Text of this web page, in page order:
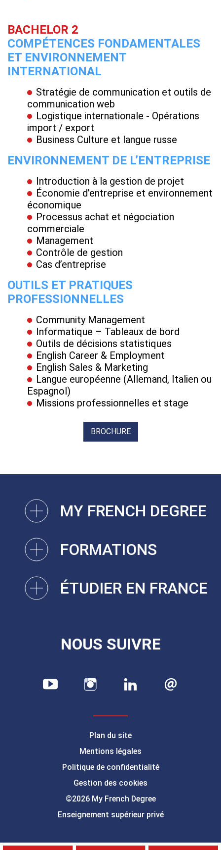
BACHELOR 2
COMPÉTENCES FONDAMENTALES
ET ENVIRONNEMENT
INTERNATIONAL
Stratégie de communication et outils de
communication web
Logistique internationale - Opérations
import / export
Business Culture et langue russe
ENVIRONNEMENT DE L’ENTREPRISE
Introduction à la gestion de projet
Économie d’entreprise et environnement
économique
Processus achat et négociation
commerciale
Management
Contrôle de gestion
Cas d’entreprise
OUTILS ET PRATIQUES
PROFESSIONNELLES
Community Management
Informatique – Tableaux de bord
Outils de décisions statistiques
English Career & Employment
English Sales & Marketing
Langue européenne (Allemand, Italien ou
Espagnol)
Missions professionnelles et stage
BROCHURE
MY FRENCH DEGREE
FORMATIONS
ÉTUDIER EN FRANCE
NOUS SUIVRE
Plan du site
Mentions légales
Politique de confidentialité
Gestion des cookies
©2026 My French Degree
Enseignement supérieur privé